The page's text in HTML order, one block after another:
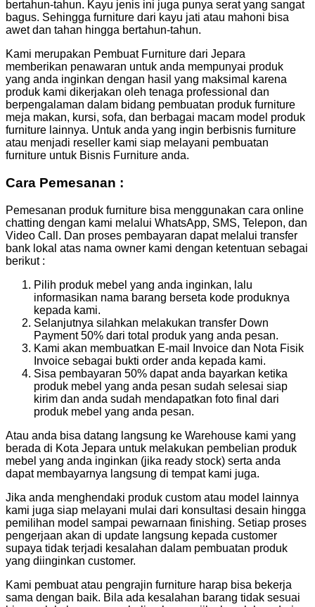
bertahun-tahun. Kayu jenis ini juga punya serat yang sangat
bagus. Sehingga furniture dari kayu jati atau mahoni bisa
awet dan tahan hingga bertahun-tahun.
Kami merupakan Pembuat Furniture dari Jepara
memberikan penawaran untuk anda mempunyai produk
yang anda inginkan dengan hasil yang maksimal karena
produk kami dikerjakan oleh tenaga professional dan
berpengalaman dalam bidang pembuatan produk furniture
meja makan, kursi, sofa, dan berbagai macam model produk
furniture lainnya. Untuk anda yang ingin berbisnis furniture
atau menjadi reseller kami siap melayani pembuatan
furniture untuk Bisnis Furniture anda.
Cara Pemesanan :
Pemesanan produk furniture bisa menggunakan cara online
chatting dengan kami melalui WhatsApp, SMS, Telepon, dan
Video Call. Dan proses pembayaran dapat melalui transfer
bank lokal atas nama owner kami dengan ketentuan sebagai
berikut :
Pilih produk mebel yang anda inginkan, lalu
informasikan nama barang berseta kode produknya
kepada kami.
Selanjutnya silahkan melakukan transfer Down
Payment 50% dari total produk yang anda pesan.
Kami akan membuatkan E-mail Invoice dan Nota Fisik
Invoice sebagai bukti order anda kepada kami.
Sisa pembayaran 50% dapat anda bayarkan ketika
produk mebel yang anda pesan sudah selesai siap
kirim dan anda sudah mendapatkan foto final dari
produk mebel yang anda pesan.
Atau anda bisa datang langsung ke Warehouse kami yang
berada di Kota Jepara untuk melakukan pembelian produk
mebel yang anda inginkan (jika ready stock) serta anda
dapat membayarnya langsung di tempat kami juga.
Jika anda menghendaki produk custom atau model lainnya
kami juga siap melayani mulai dari konsultasi desain hingga
pemilihan model sampai pewarnaan finishing. Setiap proses
pengerjaan akan di update langsung kepada customer
supaya tidak terjadi kesalahan dalam pembuatan produk
yang diinginkan customer.
Kami pembuat atau pengrajin furniture harap bisa bekerja
sama dengan baik. Bila ada kesalahan barang tidak sesuai